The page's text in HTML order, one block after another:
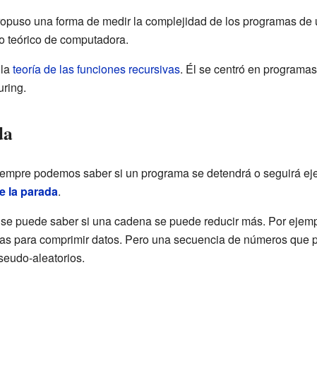
una forma de medir la complejidad de los programas de
teórico de computadora.
teoría de las funciones recursivas. Él se centró en
podemos saber si un programa se detendrá o seguirá
la parada.
puede saber si una cadena se puede reducir más. Por
para comprimir datos. Pero una secuencia de números que
aleatorios.